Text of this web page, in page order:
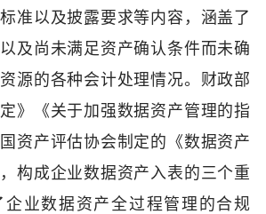
准以及披露要求等内容，涵盖了
及尚未满足资产确认条件而未确
源的各种会计处理情况。财政部
》《关于加强数据资产管理的指
资产评估协会制定的《数据资产
构成企业数据资产入表的三个重
企业数据资产全过程管理的合规